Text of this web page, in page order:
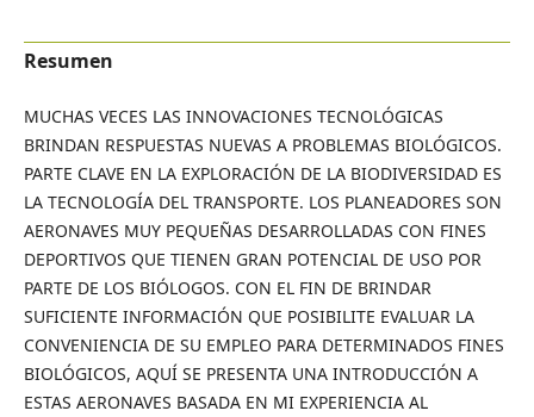
Resumen
MUCHAS VECES LAS INNOVACIONES TECNOLÓGICAS
BRINDAN RESPUESTAS NUEVAS A PROBLEMAS BIOLÓGICOS.
PARTE CLAVE EN LA EXPLORACIÓN DE LA BIODIVERSIDAD ES
LA TECNOLOGÍA DEL TRANSPORTE. LOS PLANEADORES SON
AERONAVES MUY PEQUEÑAS DESARROLLADAS CON FINES
DEPORTIVOS QUE TIENEN GRAN POTENCIAL DE USO POR
PARTE DE LOS BIÓLOGOS. CON EL FIN DE BRINDAR
SUFICIENTE INFORMACIÓN QUE POSIBILITE EVALUAR LA
CONVENIENCIA DE SU EMPLEO PARA DETERMINADOS FINES
BIOLÓGICOS, AQUÍ SE PRESENTA UNA INTRODUCCIÓN A
ESTAS AERONAVES BASADA EN MI EXPERIENCIA AL